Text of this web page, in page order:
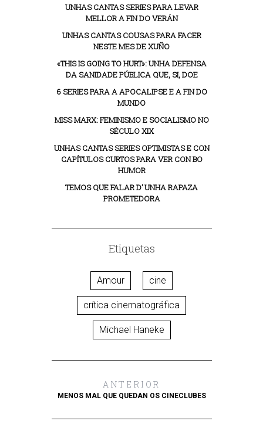
UNHAS CANTAS SERIES PARA LEVAR
MELLOR A FIN DO VERÁN
UNHAS CANTAS COUSAS PARA FACER
NESTE MES DE XUÑO
«THIS IS GOING TO HURT»: UNHA DEFENSA
DA SANIDADE PÚBLICA QUE, SI, DOE
6 SERIES PARA A APOCALIPSE E A FIN DO
MUNDO
MISS MARX: FEMINISMO E SOCIALISMO NO
SÉCULO XIX
UNHAS CANTAS SERIES OPTIMISTAS E CON
CAPÍTULOS CURTOS PARA VER CON BO
HUMOR
TEMOS QUE FALAR D’ UNHA RAPAZA
PROMETEDORA
Etiquetas
Amour cine
crítica cinematográfica
Michael Haneke
ANTERIOR
MENOS MAL QUE QUEDAN OS CINECLUBES